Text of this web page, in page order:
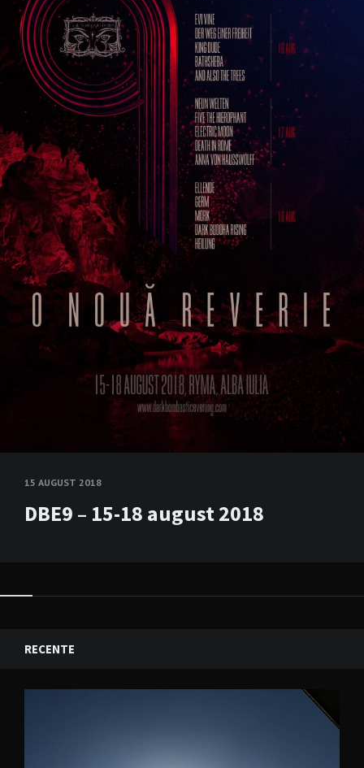
15 AUGUST 2018
DBE9 – 15-18 august 2018
RECENTE